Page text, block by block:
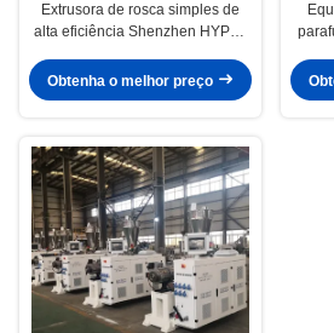
Extrusora de rosca simples de
alta eficiência Shenzhen HYPET
PPR
Obtenha o melhor preço